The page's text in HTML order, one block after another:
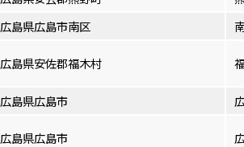
広島県広島市南区
広島県安佐郡福木村
広島県広島市
広島県広島市